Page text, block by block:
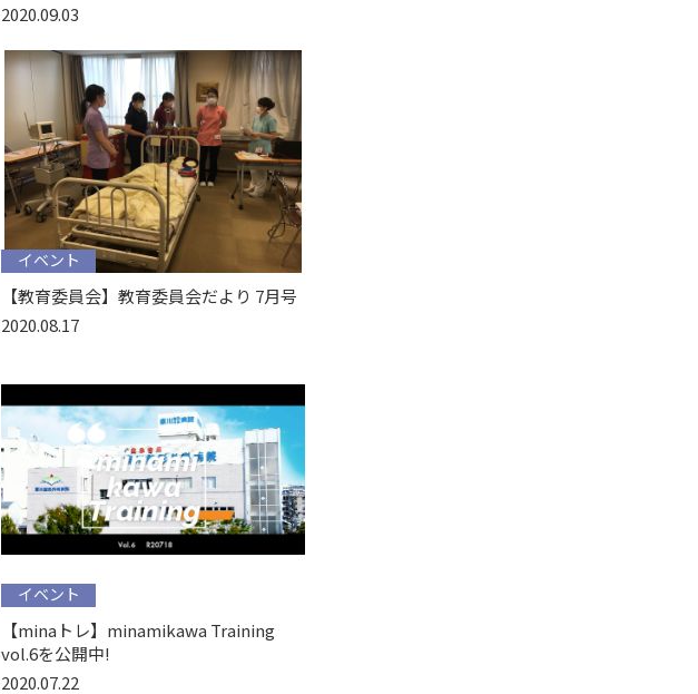
2020.09.03
イベント
【教育委員会】教育委員会だより 7月号
2020.08.17
イベント
【minaトレ】minamikawa Training
vol.6を公開中!
2020.07.22